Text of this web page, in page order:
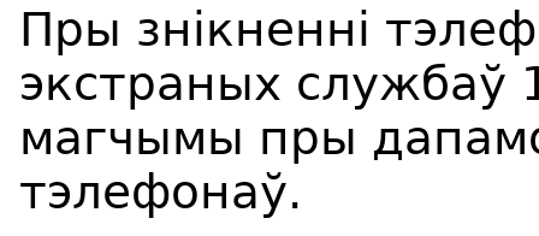
Пры знікненні
экстраных службаў
магчымы пры
тэлефонаў.